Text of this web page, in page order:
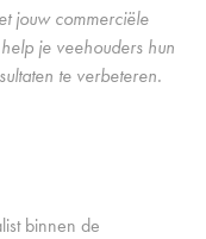
jouw commerciële
je veehouders hun
te verbeteren.
binnen de